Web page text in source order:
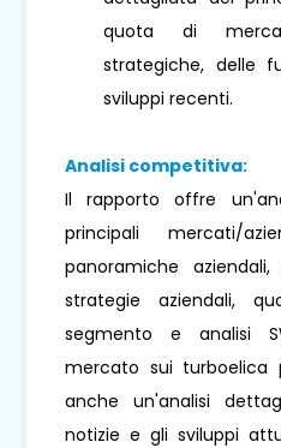
quota di
strategiche, delle
sviluppi recenti.
Analisi competitiva:
Il rapporto offre
principali mercati/
panoramiche
strategie aziendali,
segmento e analisi
mercato sui turboelica
anche un'analisi
notizie e gli sviluppi